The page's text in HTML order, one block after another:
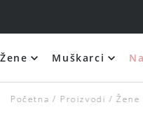
Žene Muškarci
Žene
Proizvodi
Početna